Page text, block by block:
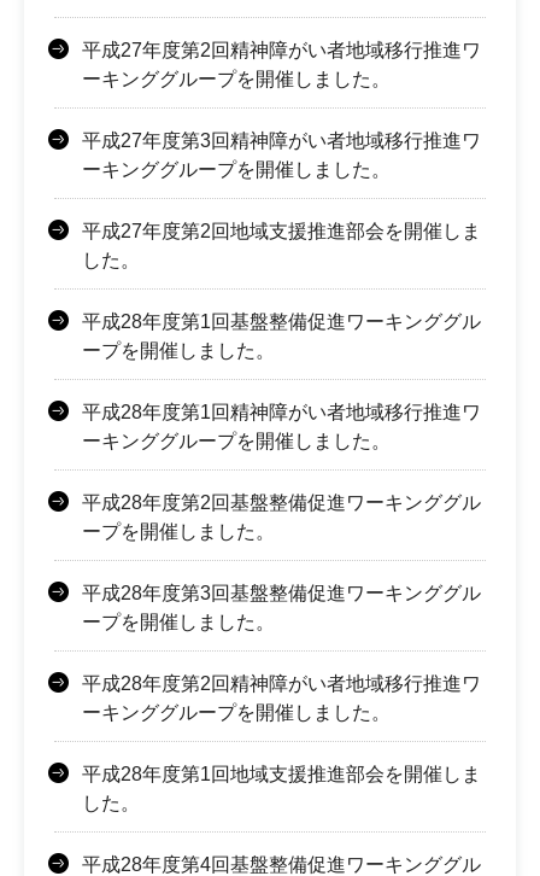
平成27年度第2回精神障がい者地域移行推進ワ
ーキンググループを開催しました。
平成27年度第3回精神障がい者地域移行推進ワ
ーキンググループを開催しました。
平成27年度第2回地域支援推進部会を開催しま
した。
平成28年度第1回基盤整備促進ワーキンググル
ープを開催しました。
平成28年度第1回精神障がい者地域移行推進ワ
ーキンググループを開催しました。
平成28年度第2回基盤整備促進ワーキンググル
ープを開催しました。
平成28年度第3回基盤整備促進ワーキンググル
ープを開催しました。
平成28年度第2回精神障がい者地域移行推進ワ
ーキンググループを開催しました。
平成28年度第1回地域支援推進部会を開催しま
した。
平成28年度第4回基盤整備促進ワーキンググル